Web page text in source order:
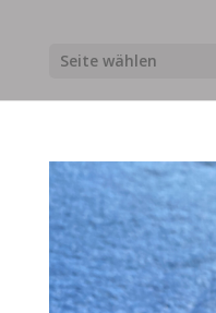
Seite wählen